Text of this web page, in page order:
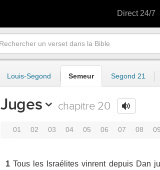
Direct 24/7
Louis-Segond Semeur Segond 21
Juges chapitre 20
01 02 03 04 05 06 07 08 09
1 Tous les Israélites vinrent depuis Dan